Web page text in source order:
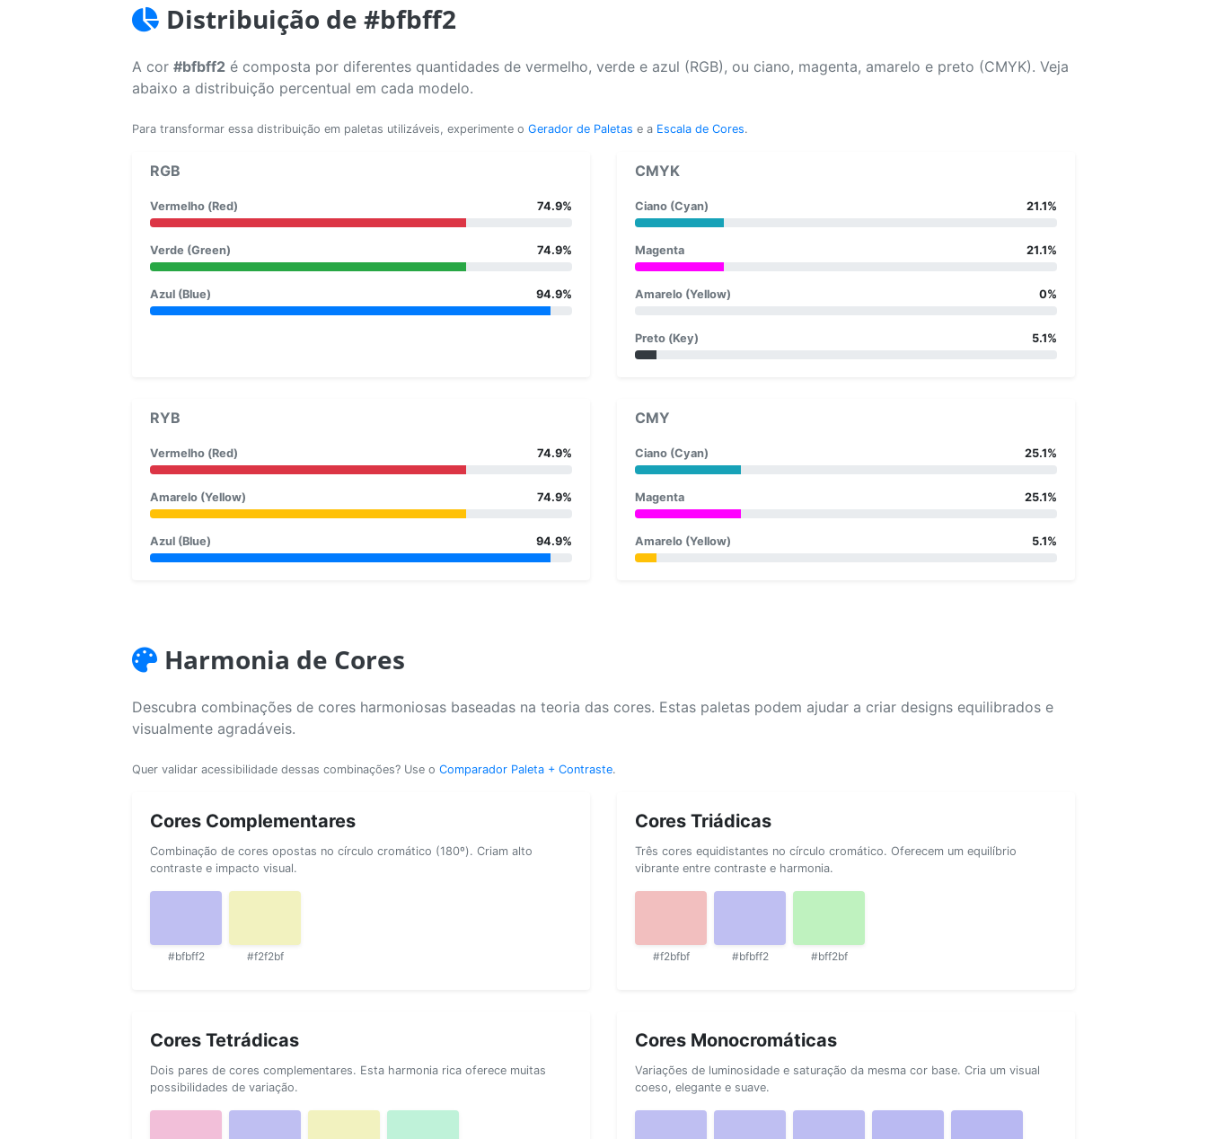
Distribuição de #bfbff2
A cor #bfbff2 é composta por diferentes quantidades de vermelho, verde e azul (RGB), ou ciano, magenta, amarelo e preto (CMYK). Veja
abaixo a distribuição percentual em cada modelo.
Para transformar essa distribuição em paletas utilizáveis, experimente o Gerador de Paletas e a Escala de Cores.
RGB
Vermelho (Red) 74.9%
Verde (Green) 74.9%
Azul (Blue) 94.9%
CMYK
Ciano (Cyan) 21.1%
Magenta 21.1%
Amarelo (Yellow) 0%
Preto (Key) 5.1%
RYB
Vermelho (Red) 74.9%
Amarelo (Yellow) 74.9%
Azul (Blue) 94.9%
CMY
Ciano (Cyan) 25.1%
Magenta 25.1%
Amarelo (Yellow) 5.1%
Harmonia de Cores
Descubra combinações de cores harmoniosas baseadas na teoria das cores. Estas paletas podem ajudar a criar designs equilibrados e
visualmente agradáveis.
Quer validar acessibilidade dessas combinações? Use o Comparador Paleta + Contraste.
Cores Complementares
Combinação de cores opostas no círculo cromático (180º). Criam alto
contraste e impacto visual.
#bfbff2 #f2f2bf
Cores Triádicas
Três cores equidistantes no círculo cromático. Oferecem um equilíbrio
vibrante entre contraste e harmonia.
#f2bfbf #bfbff2 #bff2bf
Cores Tetrádicas
Dois pares de cores complementares. Esta harmonia rica oferece muitas
possibilidades de variação.
Cores Monocromáticas
Variações de luminosidade e saturação da mesma cor base. Cria um visual
coeso, elegante e suave.